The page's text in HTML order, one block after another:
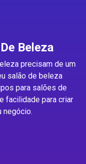
Beleza
precisam de um
salão de beleza
para salões de
facilidade para criar
negócio.